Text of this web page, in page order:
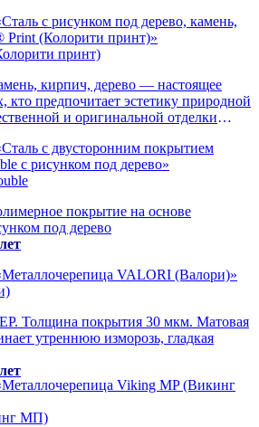
принт)
кирпич, дерево — настоящее
кто предпочитает эстетику природной
и оригинальной отделки
покрытие на основе
под дерево
Толщина покрытия 30 мкм. Матовая
утреннюю изморозь, гладкая
МП)